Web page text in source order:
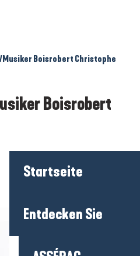
Startseite
Entdecken Sie
Musiker Boisrobert Christophe
Boisrobert